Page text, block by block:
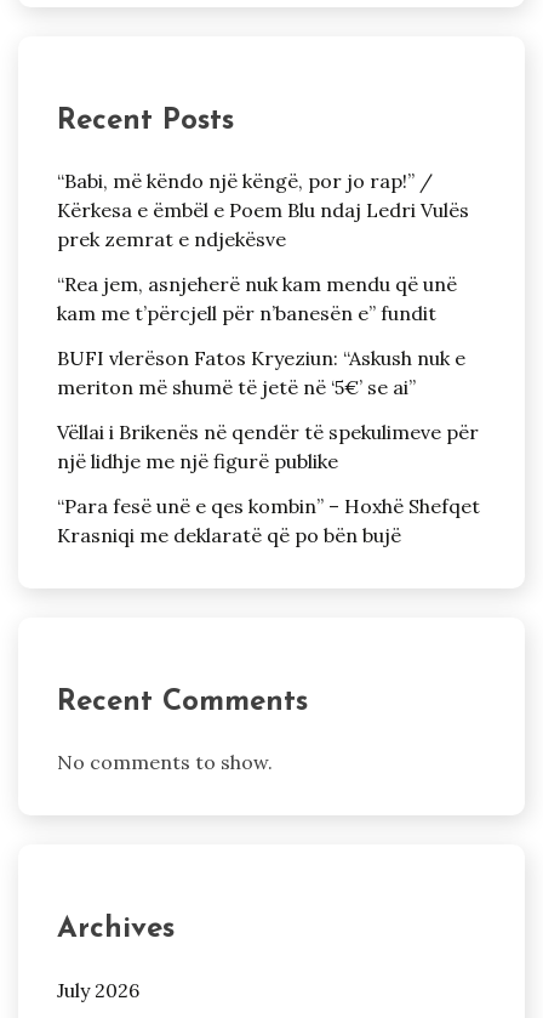
Recent Posts
“Babi, më këndo një këngë, por jo rap!” /
Kërkesa e ëmbël e Poem Blu ndaj Ledri Vulës
prek zemrat e ndjekësve
“Rea jem, asnjeherë nuk kam mendu që unë
kam me t’përcjell për n’banesën e” fundit
BUFI vlerëson Fatos Kryeziun: “Askush nuk e
meriton më shumë të jetë në ‘5€’ se ai”
Vëllai i Brikenës në qendër të spekulimeve për
një lidhje me një figurë publike
“Para fesë unë e qes kombin” – Hoxhë Shefqet
Krasniqi me deklaratë që po bën bujë
Recent Comments
No comments to show.
Archives
July 2026